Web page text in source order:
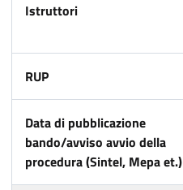
Istruttori
RUP
Data di pubblicazione
bando/avviso avvio della
procedura (Sintel, Mepa et.)